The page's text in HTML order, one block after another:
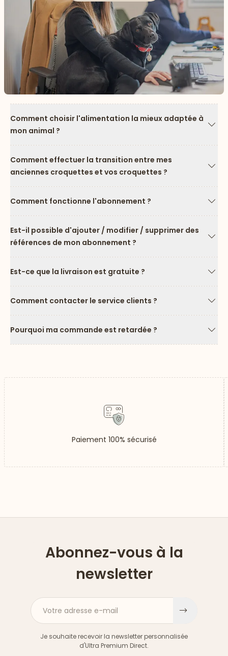
Comment choisir l'alimentation la mieux adaptée à
mon animal ?
Comment effectuer la transition entre mes
anciennes croquettes et vos croquettes ?
Comment fonctionne l'abonnement ?
Est-il possible d'ajouter / modifier / supprimer des
références de mon abonnement ?
Est-ce que la livraison est gratuite ?
Comment contacter le service clients ?
Pourquoi ma commande est retardée ?
Paiement 100% sécurisé
Abonnez-vous à la
newsletter
Votre adresse e-mail
Je souhaite recevoir la newsletter personnalisée
d'Ultra Premium Direct.